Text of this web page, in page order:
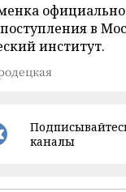
официально
в
институт.
каналы